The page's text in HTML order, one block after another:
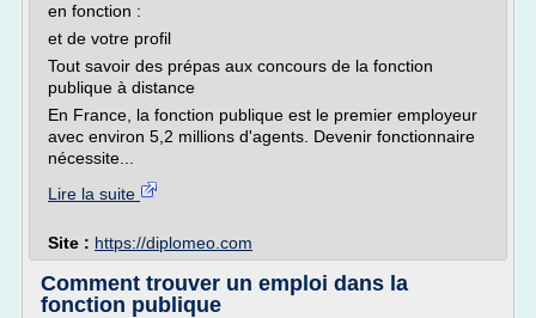
en fonction :
et de votre profil
Tout savoir des prépas aux concours de la fonction
publique à distance
En France, la fonction publique est le premier employeur
avec environ 5,2 millions d'agents. Devenir fonctionnaire
nécessite...
Lire la suite
Site : https://diplomeo.com
Comment trouver un emploi dans la
fonction publique